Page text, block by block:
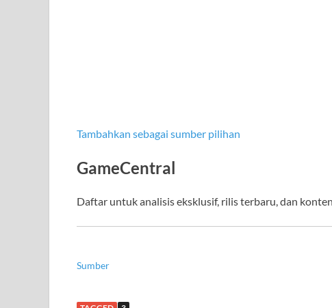
Tambahkan sebagai sumber pilihan
GameCentral
Daftar untuk analisis eksklusif, rilis terbaru, dan
Sumber